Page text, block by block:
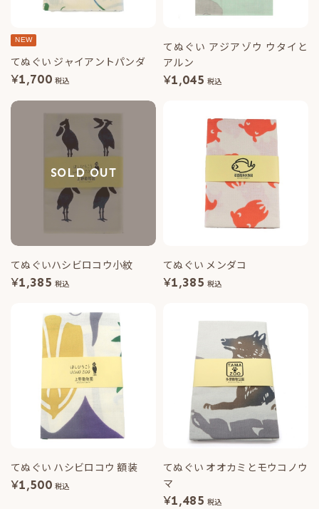
NEW
てぬぐい ジャイアントパンダ
¥1,700 税込
てぬぐい アジアゾウ ウタイと
アルン
¥1,045 税込
SOLD OUT
てぬぐいハシビロコウ小紋
¥1,385 税込
てぬぐい メンダコ
¥1,385 税込
てぬぐい ハシビロコウ 額装
¥1,500 税込
てぬぐい オオカミとモウコノウ
マ
¥1,485 税込